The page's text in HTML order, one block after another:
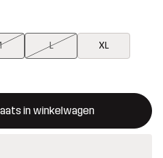
L XL
in winkelwagen
de bevestiging van een